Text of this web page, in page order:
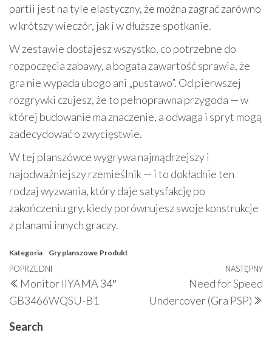
partii jest na tyle elastyczny, że można zagrać zarówno
w krótszy wieczór, jak i w dłuższe spotkanie.
W zestawie dostajesz wszystko, co potrzebne do
rozpoczęcia zabawy, a bogata zawartość sprawia, że
gra nie wypada ubogo ani „pustawo”. Od pierwszej
rozgrywki czujesz, że to pełnoprawna przygoda — w
której budowanie ma znaczenie, a odwaga i spryt mogą
zadecydować o zwycięstwie.
W tej planszówce wygrywa najmądrzejszy i
najodważniejszy rzemieślnik — i to dokładnie ten
rodzaj wyzwania, który daje satysfakcję po
zakończeniu gry, kiedy porównujesz swoje konstrukcje
z planami innych graczy.
Kategoria Gry planszowe Produkt
Nawigacja
wpisu
Poprzedni
wpis
POPRZEDNI
Monitor IIYAMA 34″
GB3466WQSU-B1
NASTĘPNY
Need for Speed
Undercover (Gra PSP)
Search